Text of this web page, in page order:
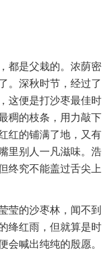
都是父栽的。浓荫密
。深秋时节，经过了
这便是打沙枣最佳时
稠的枝条，用力敲下
红的铺满了地，又有
里别人一凡滋味。浩
终究不能盖过舌尖上
莹的沙枣林，闻不到
绛红雨，但就算是时
会喊出纯纯的殷愿。